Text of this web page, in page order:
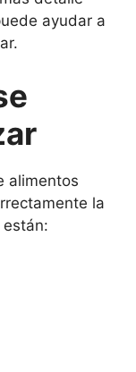
ayudar a
alimentos
la